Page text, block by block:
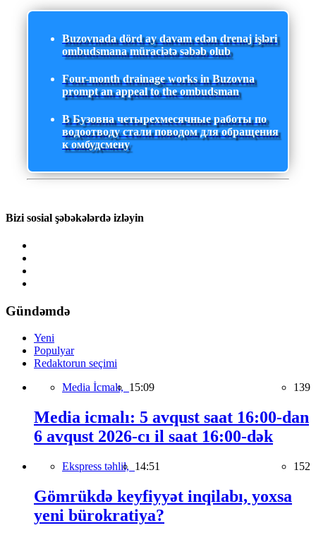
Buzovnada dörd ay davam edən drenaj işləri
ombudsmana müraciətə səbəb olub
Four-month drainage works in Buzovna
prompt an appeal to the ombudsman
В Бузовна четырехмесячные работы по
водоотводу стали поводом для обращения
к омбудсмену
Bizi sosial şəbəkələrdə izləyin
Gündəmdə
Yeni
Populyar
Redaktorun seçimi
Media İcmalı, 15:09 139
Media icmalı: 5 avqust saat 16:00-dan
6 avqust 2026-cı il saat 16:00-dək
Ekspress təhlil, 14:51 152
Gömrükdə keyfiyyət inqilabı, yoxsa
yeni bürokratiya?